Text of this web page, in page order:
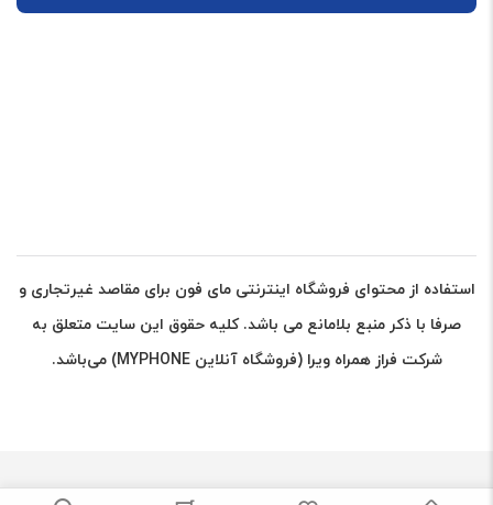
برای فرستادن دیدگاه، بایدوارد شدهباشید.
استفاده از محتوای فروشگاه اینترنتی مای فون برای مقاصد غیرتجاری و
صرفا با ذکر منبع بلامانع می باشد. کلیه حقوق این سایت متعلق به
شرکت فراز همراه ویرا (فروشگاه آنلاین MYPHONE) می‌باشد.